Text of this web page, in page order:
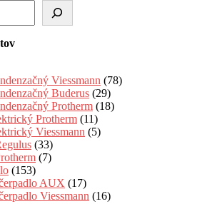
Viessmann (78)
Buderus (29)
Protherm (18)
Protherm (11)
Viessmann (5)
(33)
(7)
(153)
AUX (17)
Viessmann (16)